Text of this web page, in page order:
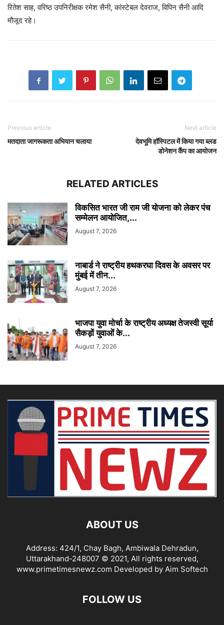
रितेश साह, वरिष्ठ उपनिरीक्षक रमेश सैनी, कांस्टेबल देवराज, विपिन सैनी आदि
मौजूद रहे।
Previous article
मतदाता जागरूकता अभियान चलाया
Next article
देवभूमि हॉस्पिटल में किया गया ब्लड
डोनेशन कैंप का आयोजन
RELATED ARTICLES
विकसित भारत जी राम जी योजना को लेकर पंच
सम्मेलन आयोजित,...
August 7, 2026
नाबार्ड ने राष्ट्रीय हथकरघा दिवस के अवसर पर
मुंबई में तीन...
August 7, 2026
भाजपा युवा मोर्चा के राष्ट्रीय अध्यक्ष तेजस्वी सूर्या
सैकड़ों युवाओं के...
August 7, 2026
ABOUT US
Address: 424/1, Chay Bagh, Ambiwala Dehradun,
Uttarakhand-248007 © 2021, All rights reserved,
www.primetimesnewz.com Developed by Aim Softech
FOLLOW US